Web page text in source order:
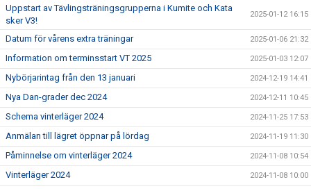
Uppstart av Tävlingsträningsgrupperna i Kumite och Kata
sker V3!
2025-01-12 16:15
Datum för vårens extra träningar 2025-01-06 21:32
Information om terminsstart VT 2025 2025-01-03 12:07
Nybörjarintag från den 13 januari 2024-12-19 14:41
Nya Dan-grader dec 2024 2024-12-11 10:45
Schema vinterläger 2024 2024-11-25 17:53
Anmälan till lägret öppnar på lördag 2024-11-19 11:30
Påminnelse om vinterläger 2024 2024-11-08 10:54
Vinterläger 2024 2024-11-08 10:00